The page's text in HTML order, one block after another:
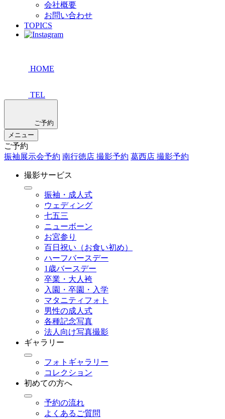
会社概要
お問い合わせ
TOPICS
HOME
TEL
ご予約
メニュー
ご予約
振袖展示会予約 南行徳店 撮影予約 葛西店 撮影予約
撮影サービス
振袖・成人式
ウェディング
七五三
ニューボーン
お宮参り
百日祝い（お食い初め）
ハーフバースデー
1歳バースデー
卒業・大人袴
入園・卒園・入学
マタニティフォト
男性の成人式
各種記念写真
法人向け写真撮影
ギャラリー
フォトギャラリー
コレクション
初めての方へ
予約の流れ
よくあるご質問